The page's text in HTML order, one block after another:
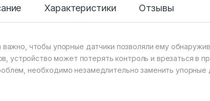
Характеристики Отзывы
чтобы упорные датчики позволяли ему
устройство может потерять контроль и врезаться в
необходимо незамедлительно заменить упорные